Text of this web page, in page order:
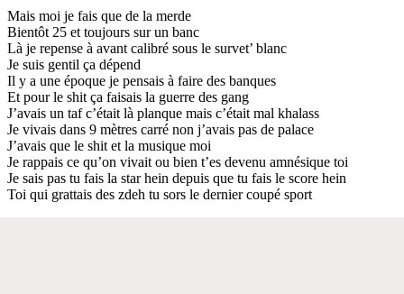
Mais moi je fais que de la merde
Bientôt 25 et toujours sur un banc
Là je repense à avant calibré sous le survet’ blanc
Je suis gentil ça dépend
Il y a une époque je pensais à faire des banques
Et pour le shit ça faisais la guerre des gang
J’avais un taf c’était là planque mais c’était mal khalass
Je vivais dans 9 mètres carré non j’avais pas de palace
J’avais que le shit et la musique moi
Je rappais ce qu’on vivait ou bien t’es devenu amnésique toi
Je sais pas tu fais la star hein depuis que tu fais le score hein
Toi qui grattais des zdeh tu sors le dernier coupé sport